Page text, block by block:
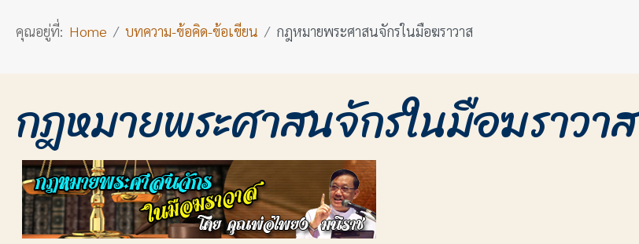
คุณอยู่ที่: Home บทความ-ข้อคิด-ข้อเขียน กฎหมายพระศาสนจักรในมือฆราวาส
กฎหมายพระศาสนจักรในมือฆราวาส